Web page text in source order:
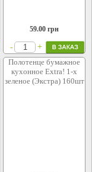
59.00 грн
-
+
Полотенце бумажное
кухонное Extra! 1-х
зеленое (Экстра) 160шт